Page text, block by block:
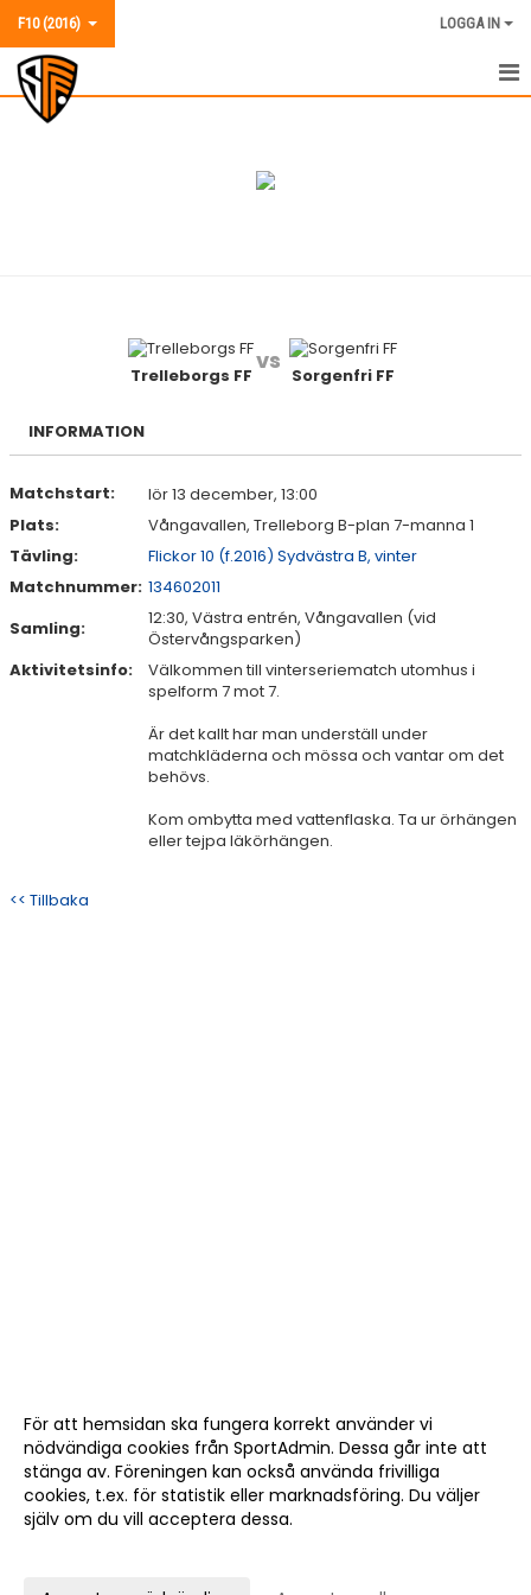
F10 (2016) LOGGA IN
F10 (2016)
KONTAKT
Trelleborgs FF
vs
Sorgenfri FF
INFORMATION
Matchstart:
lör 13 december, 13:00
Plats:
Vångavallen, Trelleborg B-plan 7-manna 1
Tävling:
Flickor 10 (f.2016) Sydvästra B, vinter
Matchnummer: 134602011
Samling:
12:30, Västra entrén, Vångavallen (vid
Östervångsparken)
Aktivitetsinfo:
Välkommen till vinterseriematch utomhus i
spelform 7 mot 7.
Är det kallt har man underställ under
matchkläderna och mössa och vantar om det
behövs.
Kom ombytta med vattenflaska. Ta ur örhängen
eller tejpa läkörhängen.
<< Tillbaka
För att hemsidan ska fungera korrekt använder vi
nödvändiga cookies från SportAdmin. Dessa går inte att
stänga av. Föreningen kan också använda frivilliga
cookies, t.ex. för statistik eller marknadsföring. Du väljer
själv om du vill acceptera dessa.